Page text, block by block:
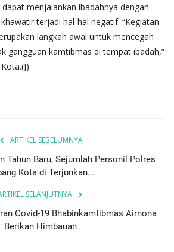
menjalankan ibadahnya dengan
terjadi hal-hal negatif. “Kegiatan
langkah awal untuk mencegah
gangguan kamtibmas di tempat ibadah,”
ARTIKEL SEBELUMNYA
Tahun Baru, Sejumlah Personil Polres
Kota di Terjunkan...
SELANJUTNYA
Covid-19 Bhabinkamtibmas Airnona
Berikan Himbauan